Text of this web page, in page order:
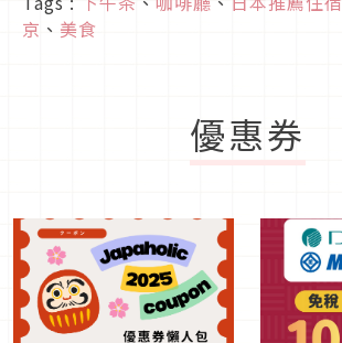
京 、 美食
優惠券